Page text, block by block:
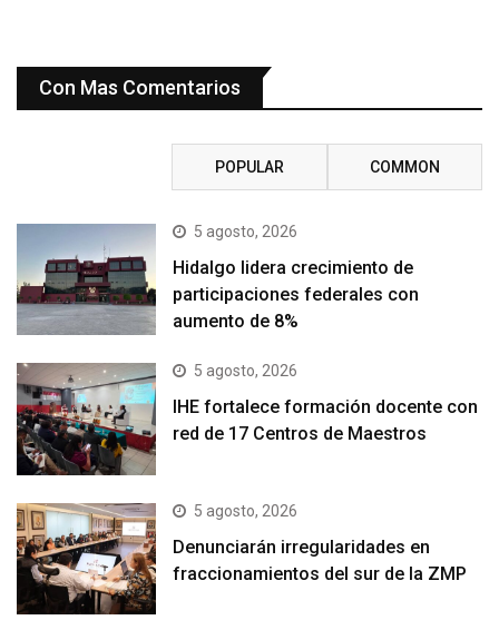
Con Mas Comentarios
POPULAR COMMON
5 agosto, 2026
Hidalgo lidera crecimiento de
participaciones federales con
aumento de 8%
5 agosto, 2026
IHE fortalece formación docente con
red de 17 Centros de Maestros
5 agosto, 2026
Denunciarán irregularidades en
fraccionamientos del sur de la ZMP